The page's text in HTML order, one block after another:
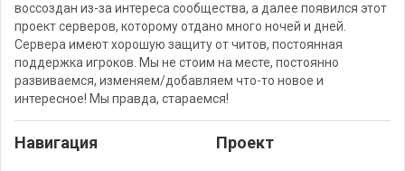
воссоздан из-за интереса сообщества, а далее появился этот
проект серверов, которому отдано много ночей и дней.
Сервера имеют хорошую защиту от читов, постоянная
поддержка игроков. Мы не стоим на месте, постоянно
развиваемся, изменяем/добавляем что-то новое и
интересное! Мы правда, стараемся!
Навигация Проект